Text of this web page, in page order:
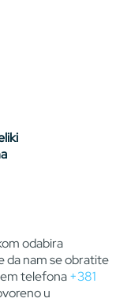
odabira
da nam se obratite
telefona+381
u